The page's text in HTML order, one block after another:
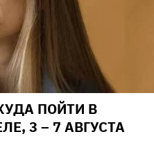
ПОЙТИ В
3 – 7 АВГУСТА